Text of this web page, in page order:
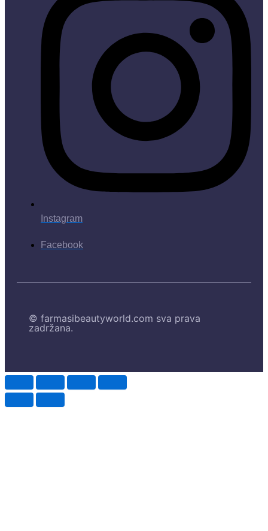
Instagram
Facebook
© farmasibeautyworld.com sva prava
zadržana.